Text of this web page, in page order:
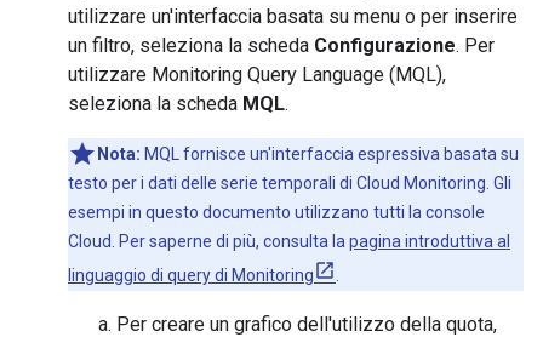
utilizzare un'interfaccia basata su menu o per inserire
un filtro, seleziona la scheda Configurazione. Per
utilizzare Monitoring Query Language (MQL),
seleziona la scheda MQL.
Nota: MQL fornisce un'interfaccia espressiva basata su
testo per i dati delle serie temporali di Cloud Monitoring. Gli
esempi in questo documento utilizzano tutti la console
Cloud. Per saperne di più, consulta la pagina introduttiva al
linguaggio di query di Monitoring
Per creare un grafico dell'utilizzo della quota,